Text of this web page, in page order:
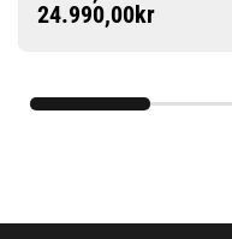
24.990,00kr